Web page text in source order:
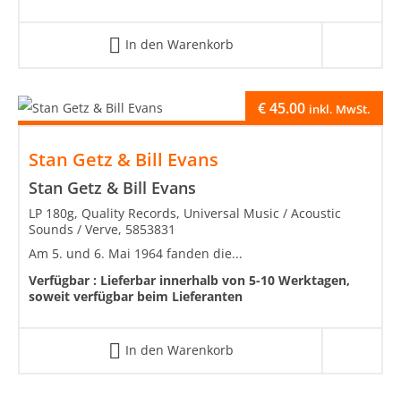
In den Warenkorb
Stan Getz & Bill Evans
Stan Getz & Bill Evans
€45.00 inkl. MwSt.
LP 180g, Quality Records, Universal Music / Acoustic
Sounds / Verve, 5853831
Am 5. und 6. Mai 1964 fanden die...
Verfügbar : Lieferbar innerhalb von 5-10 Werktagen,
soweit verfügbar beim Lieferanten
In den Warenkorb